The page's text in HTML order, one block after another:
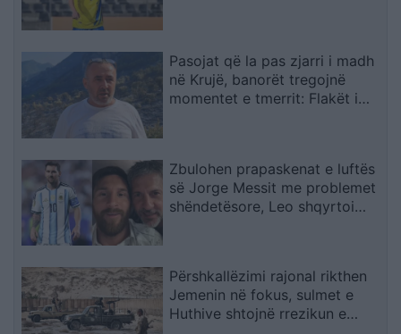
Pasojat që la pas zjarri i madh
në Krujë, banorët tregojnë
momentet e tmerrit: Flakët i
Zbulohen prapaskenat e luftës
së Jorge Messit me problemet
shëndetësore, Leo shqyrtoi
Përshkallëzimi rajonal rikthen
Jemenin në fokus, sulmet e
Huthive shtojnë rrezikun e